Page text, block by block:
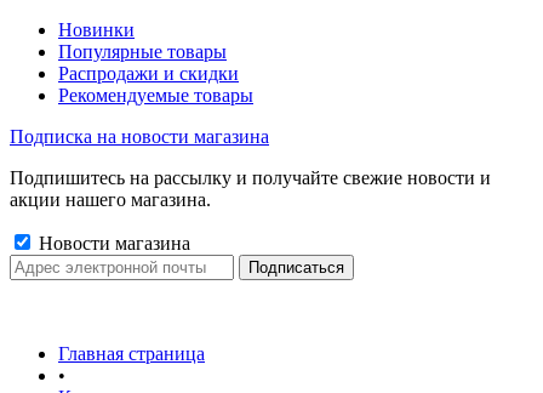
Новинки
Популярные товары
Распродажи и скидки
Рекомендуемые товары
Подписка на новости магазина
Подпишитесь на рассылку и получайте свежие новости и
акции нашего магазина.
Новости магазина
Главная страница
•